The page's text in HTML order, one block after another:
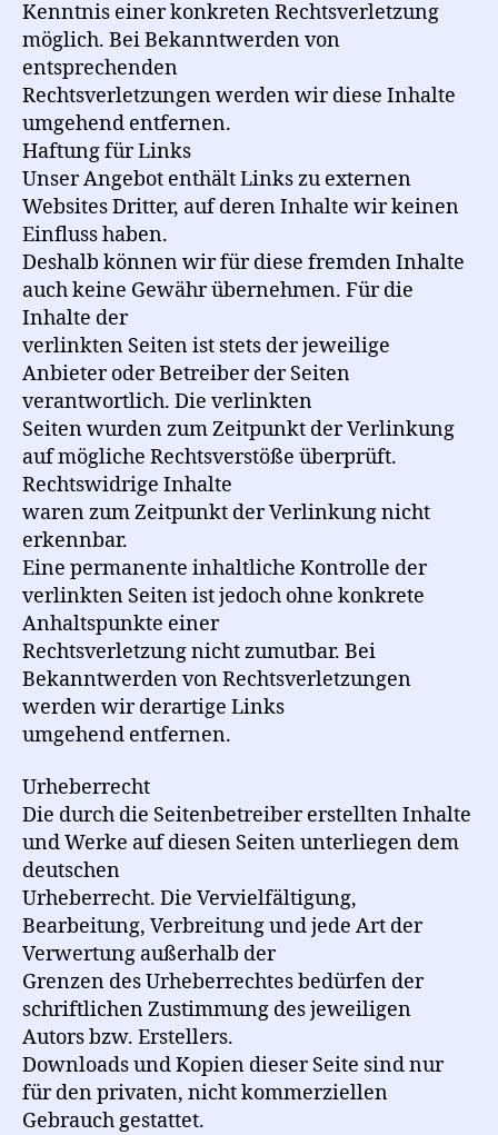
Kenntnis einer konkreten Rechtsverletzung
möglich. Bei Bekanntwerden von
entsprechenden
Rechtsverletzungen werden wir diese Inhalte
umgehend entfernen.
Haftung für Links
Unser Angebot enthält Links zu externen
Websites Dritter, auf deren Inhalte wir keinen
Einfluss haben.
Deshalb können wir für diese fremden Inhalte
auch keine Gewähr übernehmen. Für die
Inhalte der
verlinkten Seiten ist stets der jeweilige
Anbieter oder Betreiber der Seiten
verantwortlich. Die verlinkten
Seiten wurden zum Zeitpunkt der Verlinkung
auf mögliche Rechtsverstöße überprüft.
Rechtswidrige Inhalte
waren zum Zeitpunkt der Verlinkung nicht
erkennbar.
Eine permanente inhaltliche Kontrolle der
verlinkten Seiten ist jedoch ohne konkrete
Anhaltspunkte einer
Rechtsverletzung nicht zumutbar. Bei
Bekanntwerden von Rechtsverletzungen
werden wir derartige Links
umgehend entfernen.
Urheberrecht
Die durch die Seitenbetreiber erstellten Inhalte
und Werke auf diesen Seiten unterliegen dem
deutschen
Urheberrecht. Die Vervielfältigung,
Bearbeitung, Verbreitung und jede Art der
Verwertung außerhalb der
Grenzen des Urheberrechtes bedürfen der
schriftlichen Zustimmung des jeweiligen
Autors bzw. Erstellers.
Downloads und Kopien dieser Seite sind nur
für den privaten, nicht kommerziellen
Gebrauch gestattet.